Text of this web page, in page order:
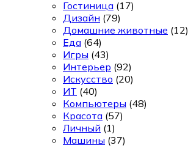
Гостиница (17)
Дизайн (79)
Домашние животные (12)
Еда (64)
Игры (43)
Интерьер (92)
Искусство (20)
ИТ (40)
Компьютеры (48)
Красота (57)
Личный (1)
Машины (37)